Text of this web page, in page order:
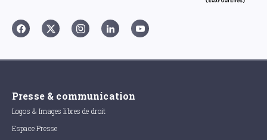
Presse & communication
Logos & Images libres de droit
Espace Presse